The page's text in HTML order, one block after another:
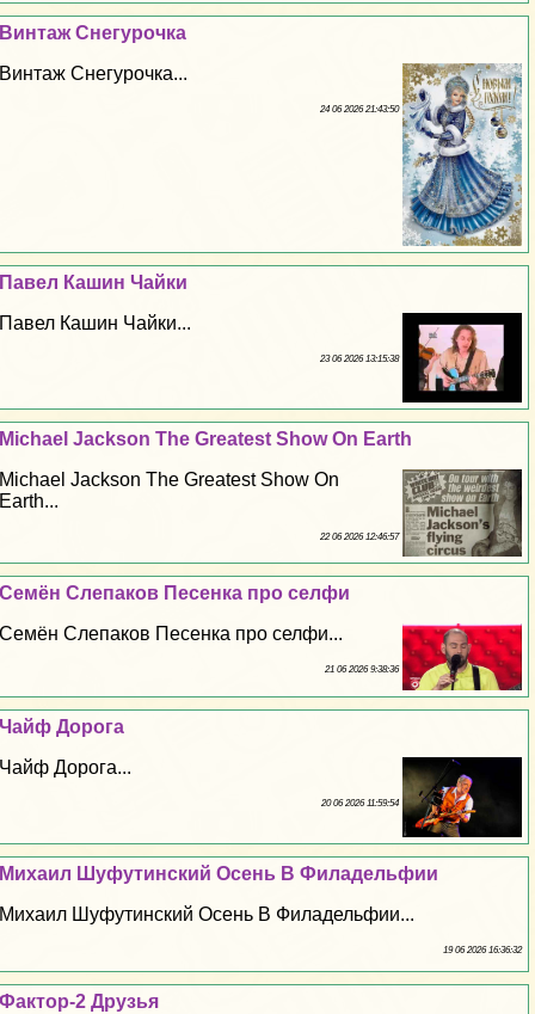
Винтаж Снегурочка
Винтаж Снегурочка...
24 06 2026 21:43:50
Павел Кашин Чайки
Павел Кашин Чайки...
23 06 2026 13:15:38
Michael Jackson The Greatest Show On Earth
Michael Jackson The Greatest Show On
Earth...
22 06 2026 12:46:57
Семён Слепаков Песенка про селфи
Семён Слепаков Песенка про селфи...
21 06 2026 9:38:36
Чайф Дорога
Чайф Дорога...
20 06 2026 11:59:54
Михаил Шуфутинский Осень В Филадельфии
Михаил Шуфутинский Осень В Филадельфии...
19 06 2026 16:36:32
Фактор-2 Друзья